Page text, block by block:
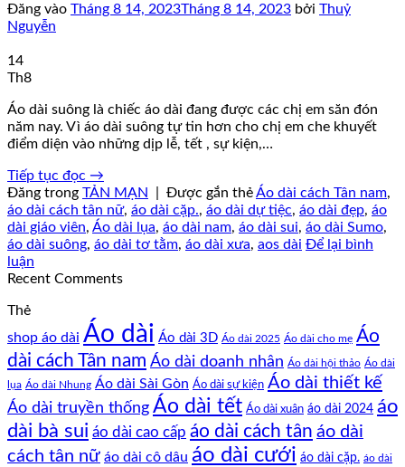
Đăng vào Tháng 8 14, 2023Tháng 8 14, 2023 bởi Thuỷ
Nguyễn
14
Th8
Áo dài suông là chiếc áo dài đang được các chị em săn đón
năm nay. Vì áo dài suông tự tin hơn cho chị em che khuyết
điểm diện vào những dịp lễ, tết , sự kiện,…
Tiếp tục đọc →
Đăng trong TẢN MẠN Được gắn thẻÁo dài cách Tân nam,
áo dài cách tân nữ, áo dài cặp., áo dài dự tiệc, áo dài đẹp, áo
dài giáo viên, Áo dài lụa, áo dài nam, áo dài sui, áo dài Sumo,
áo dài suông, áo dài tơ tằm, áo dài xưa, aos dài Để lại bình
luận
Recent Comments
Thẻ
shop áo dài Áo dài Áo dài 3D Áo dài 2025 Áo dài cho mẹ Áo
dài cách Tân nam Áo dài doanh nhân Áo dài hội thảo Áo dài
lụa Áo dài Nhung Áo dài Sài Gòn Áo dài sự kiện Áo dài thiết kế
Áo dài truyền thống Áo dài tết Áo dài xuân áo dài 2024 áo
dài bà sui áo dài cao cấp áo dài cách tân áo dài
cách tân nữ áo dài cô dâu áo dài cưới áo dài cặp. áo dài